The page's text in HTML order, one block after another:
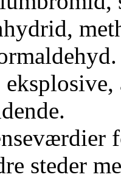
steder